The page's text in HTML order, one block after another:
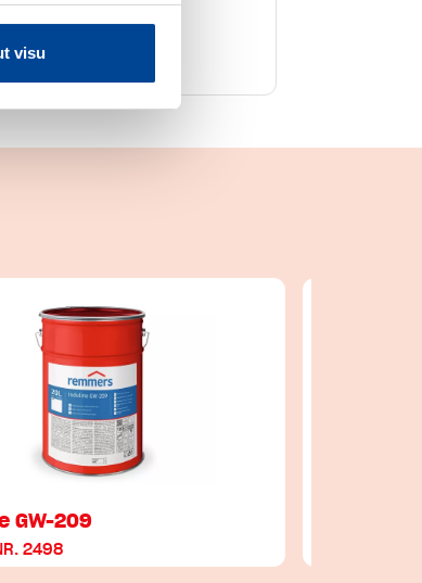
visu
GW-209
2498